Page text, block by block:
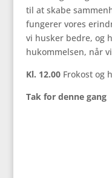
til at skabe
fungerer vores
vi husker bedre, og
hukommelsen, når
Kl. 12.00Frokost og
Tak for denne gang